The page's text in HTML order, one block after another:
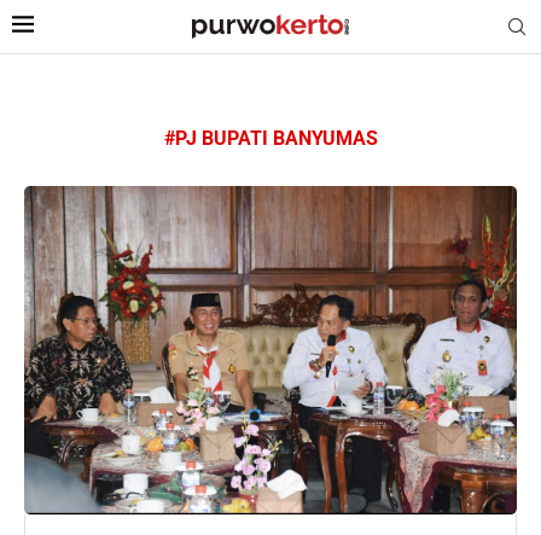
#PJ BUPATI BANYUMAS